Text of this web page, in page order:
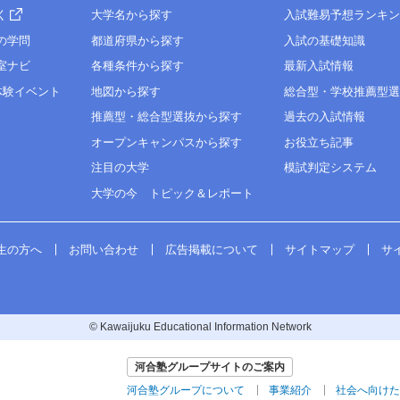
学問
ナビ
イベント
大学名から探す
都道府県から探す
各種条件から探す
地図から探す
推薦型・総合型選抜から探す
オープンキャンパスから探す
注目の大学
大学の今 トピック＆レポート
入試難易予想ランキ
入試の基礎知識
最新入試情報
総合型・学校推薦型
過去の入試情報
お役立ち記事
模試判定システム
の方へ お問い合わせ 広告掲載について サイトマップ サ
© Kawaijuku Educational Information Network
河合塾グループサイトのご案内
河合塾グループについて
事業紹介 社会へ向け